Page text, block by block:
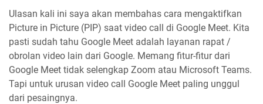
Ulasan kali ini saya akan membahas cara mengaktifkan
Picture in Picture (PIP) saat video call di Google Meet. Kita
pasti sudah tahu Google Meet adalah layanan rapat /
obrolan video lain dari Google. Memang fitur-fitur dari
Google Meet tidak selengkap Zoom atau Microsoft Teams.
Tapi untuk urusan video call Google Meet paling unggul
dari pesaingnya.